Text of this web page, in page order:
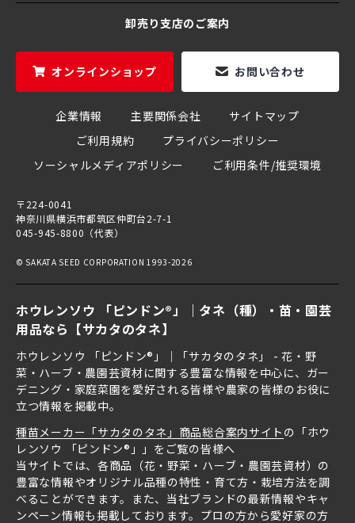
ホウレンソウ 「ピンドン®」｜タネ（種）・苗・園芸
用品なら【サカタのタネ】
ホウレンソウ 「ピンドン®」｜「サカタのタネ」 - 花・野
菜・ハーブ・農園芸資材に関する豊富な情報を中心に、ガー
デニング・家庭菜園を愛好される皆様や農家の皆様のお役に
立つ情報を掲載中。
種苗メーカー「サカタのタネ」商品総合案内サイト の「ホウ
レンソウ 「ピンドン®」」をご覧の皆様へ
当サイトでは、各商品（花・野菜・ハーブ・農園芸資材）の
豊富な情報やオリジナル品種の特性・育て方・栽培方法を調
べることができます。また、当社ブランドの最新情報やキャ
ンペーン情報も掲載しております。プロの方から愛好家の方
卸売り支店のご案内
オンラインショップ お問い合わせ
企業情報 主要関係会社
サイトマップ
ご利用規約
プライバシーポリシー
ソーシャルメディアポリシー
ご利用条件/推奨環境
〒224-0041
神奈川県横浜市都筑区仲町台2-7-1
045-945-8800（代表）
© SAKATA SEED CORPORATION 1993-2026